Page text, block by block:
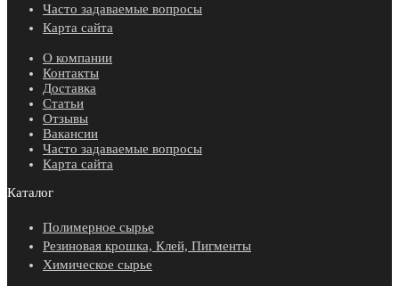
Часто задаваемые вопросы
Карта сайта
О компании
Контакты
Доставка
Статьи
Отзывы
Вакансии
Часто задаваемые вопросы
Карта сайта
Каталог
Полимерное сырье
Резиновая крошка, Клей, Пигменты
Химическое сырье